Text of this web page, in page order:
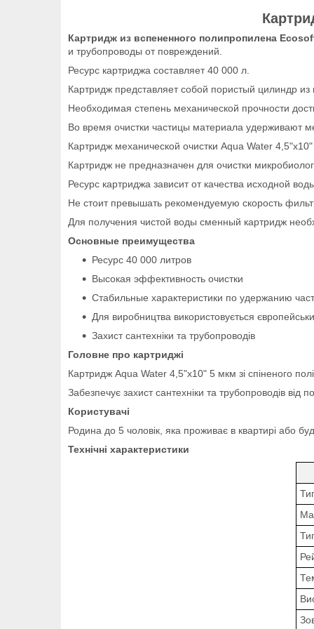
Картридж из вспененного полипропилена
и трубопроводы от повреждений.
Ресурс картриджа составляет 40 000 л.
Картридж представляет собой пористый цилиндр
Необходимая степень механической прочности
Во время очистки частицы материала удерживают
Картридж механической очистки Aqua Water
Картридж не предназначен для очистки
Ресурс картриджа зависит от качества исходной
Не стоит превышать рекомендуемую скорость
Для получения чистой воды сменный картридж
Основные преимущества
Ресурс 40 000 литров
Высокая эффективность очистки
Стабильные характеристики по удержанию
Для виробництва використовується
Захист сантехніки та трубопроводів
Головне про картриджі
Картридж Aqua Water 4,5"x10" 5 мкм зі спіненого
Забезпечує захист сантехніки та трубопроводів від
Користувачі
Родина до 5 чоловік, яка проживає в квартирі або
Технічні характеристики